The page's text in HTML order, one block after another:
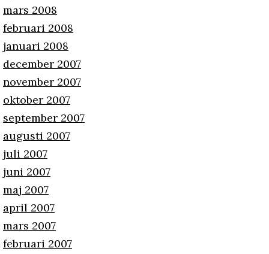
mars 2008
februari 2008
januari 2008
december 2007
november 2007
oktober 2007
september 2007
augusti 2007
juli 2007
juni 2007
maj 2007
april 2007
mars 2007
februari 2007